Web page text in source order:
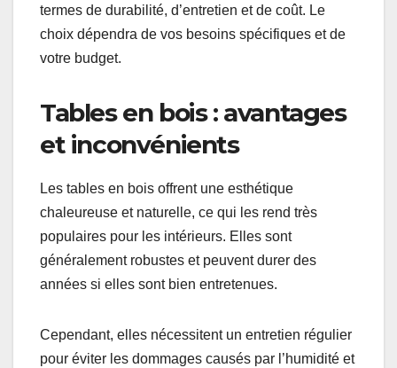
termes de durabilité, d’entretien et de coût. Le
choix dépendra de vos besoins spécifiques et de
votre budget.
Tables en bois : avantages
et inconvénients
Les tables en bois offrent une esthétique
chaleureuse et naturelle, ce qui les rend très
populaires pour les intérieurs. Elles sont
généralement robustes et peuvent durer des
années si elles sont bien entretenues.
Cependant, elles nécessitent un entretien régulier
pour éviter les dommages causés par l’humidité et